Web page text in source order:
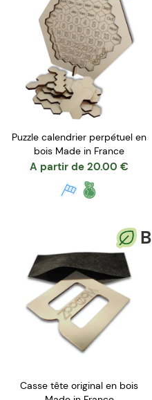
Puzzle calendrier perpétuel en
bois Made in France
A partir de 20.00 €
B
Casse tête original en bois